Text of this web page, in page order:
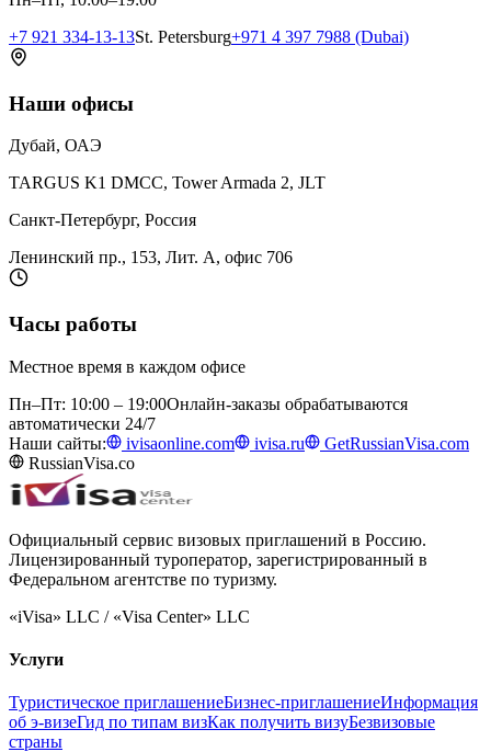
+7 921 334-13-13St. Petersburg+971 4 397 7988 (Dubai)
Наши офисы
Дубай, ОАЭ
TARGUS K1 DMCC, Tower Armada 2, JLT
Санкт-Петербург, Россия
Ленинский пр., 153, Лит. А, офис 706
Часы работы
Местное время в каждом офисе
Пн–Пт: 10:00 – 19:00Онлайн-заказы обрабатываются
автоматически 24/7
Наши сайты:
ivisaonline.com ivisa.ru
GetRussianVisa.com
RussianVisa.co
Официальный сервис визовых приглашений в Россию.
Лицензированный туроператор, зарегистрированный в
Федеральном агентстве по туризму.
«iVisa» LLC / «Visa Center» LLC
Услуги
Туристическое приглашениеБизнес-приглашениеИнформация
об э-визеГид по типам визКак получить визуБезвизовые
страны